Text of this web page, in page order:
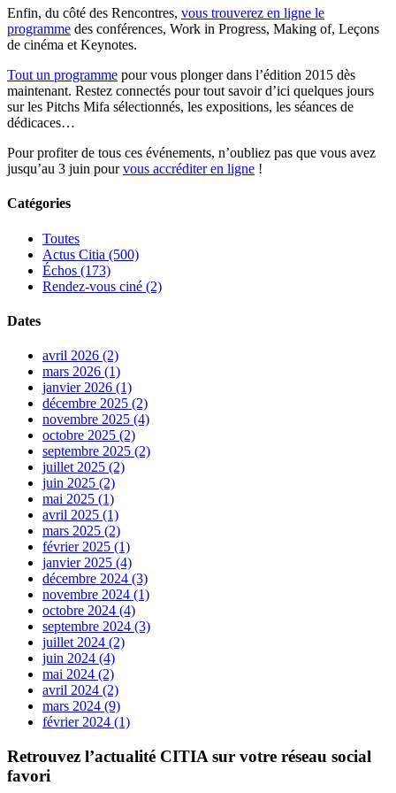
Enfin, du côté des Rencontres, vous trouverez en ligne le
programme des conférences, Work in Progress, Making of, Leçons
de cinéma et Keynotes.
Tout un programme pour vous plonger dans l’édition 2015 dès
maintenant. Restez connectés pour tout savoir d’ici quelques jours
sur les Pitchs Mifa sélectionnés, les expositions, les séances de
dédicaces…
Pour profiter de tous ces événements, n’oubliez pas que vous avez
jusqu’au 3 juin pourvous accréditer en ligne !
Catégories
Toutes
Actus Citia (500)
Échos (173)
Rendez-vous ciné (2)
Dates
avril 2026 (2)
mars 2026 (1)
janvier 2026 (1)
décembre 2025 (2)
novembre 2025 (4)
octobre 2025 (2)
septembre 2025 (2)
juillet 2025 (2)
juin 2025 (2)
mai 2025 (1)
avril 2025 (1)
mars 2025 (2)
février 2025 (1)
janvier 2025 (4)
décembre 2024 (3)
novembre 2024 (1)
octobre 2024 (4)
septembre 2024 (3)
juillet 2024 (2)
juin 2024 (4)
mai 2024 (2)
avril 2024 (2)
mars 2024 (9)
février 2024 (1)
Retrouvez l’actualité CITIA sur votre réseau social
favori